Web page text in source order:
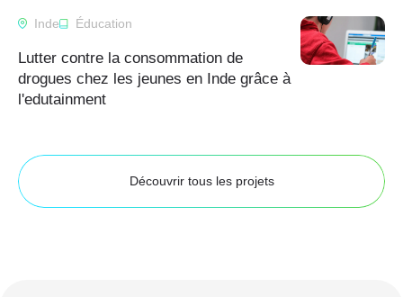
Découvrir tous les projets
Inde Éducation
Lutter contre la consommation de
drogues chez les jeunes en Inde grâce à
l'edutainment